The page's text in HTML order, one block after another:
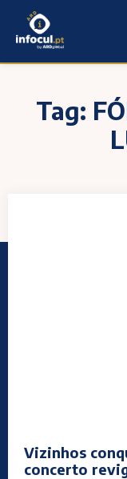
Tag:
Vizinhos
concerto